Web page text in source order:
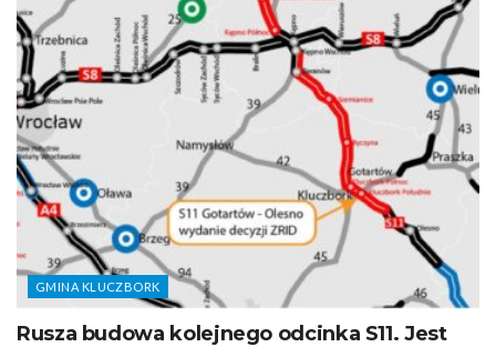
GMINA KLUCZBORK
Rusza budowa kolejnego odcinka S11. Jest